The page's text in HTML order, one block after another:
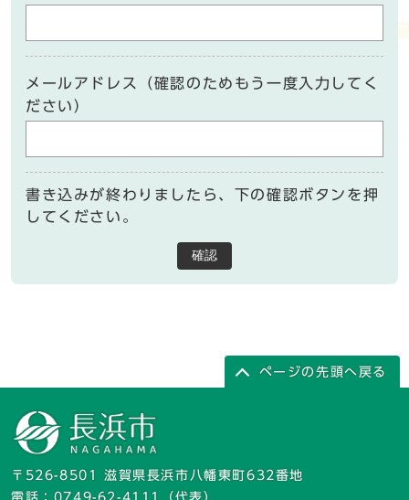
メールアドレス（確認のためもう一度入力してく
ださい）
書き込みが終わりましたら、下の確認ボタンを押
してください。
確認
ページの先頭へ戻る
〒526-8501 滋賀県長浜市八幡東町632番地
電話： 0749-62-4111 （代表）